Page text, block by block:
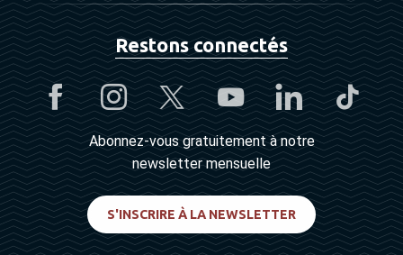
Restons connectés
Abonnez-vous gratuitement à notre
newsletter mensuelle
S'INSCRIRE À LA NEWSLETTER